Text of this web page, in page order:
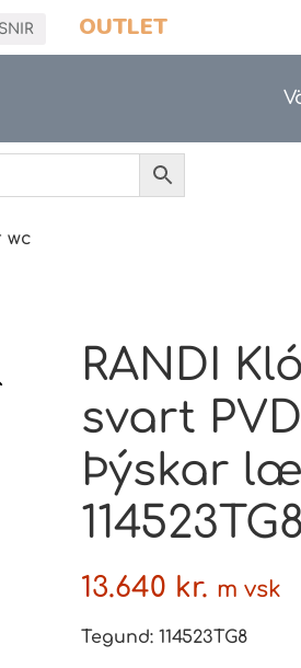
OUTLET
RANDI
svart
Þýskar
114523TG8
13.640 kr. m vsk
Tegund: 114523TG8